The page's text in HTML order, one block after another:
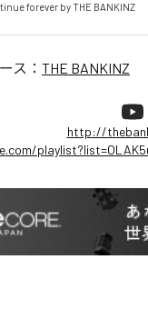
forever by THE BANKINZ
ス： THE BANKINZ
http://